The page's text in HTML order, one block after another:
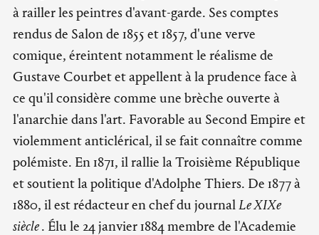
à railler les peintres d'avant-garde. Ses comptes
rendus de Salon de 1855 et 1857, d'une verve
comique, éreintent notamment le réalisme de
Gustave Courbet et appellent à la prudence face à
ce qu'il considère comme une brèche ouverte à
l'anarchie dans l'art. Favorable au Second Empire et
violemment anticlérical, il se fait connaître comme
polémiste. En 1871, il rallie la Troisième République
et soutient la politique d'Adolphe Thiers. De 1877 à
1880, il est rédacteur en chef du journalLe XIXe
siècle. Élu le 24 janvier 1884 membre de l'Academie